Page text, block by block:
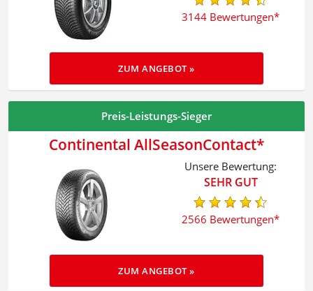
3144 Bewertungen
ZUM ANGEBOT »
Preis-Leistungs-Sieger
Continental AllSeasonContact
Unsere Bewertung:
SEHR GUT
2566 Bewertungen
ZUM ANGEBOT »